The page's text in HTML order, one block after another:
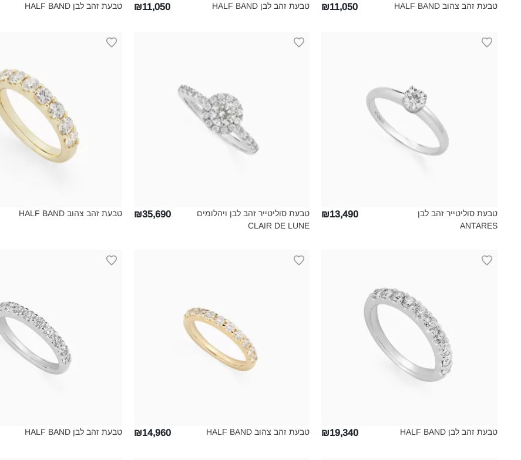
טבעת זהב צהוב HALF BAND‎ ₪11,050 טבעת זהב לבן HALF BAND‎ ₪11,050 טבעת זהב לבן HALF BAND‎
טבעת סוליטייר זהב לבן
ANTARES‎
₪13,490
טבעת סוליטייר זהב לבן ויהלומים
CLAIR DE LUNE‎
₪35,690 טבעת זהב צהוב HALF BAND‎
טבעת זהב לבן HALF BAND‎ ₪19,340 טבעת זהב צהוב HALF BAND‎ ₪14,960 טבעת זהב לבן HALF BAND‎